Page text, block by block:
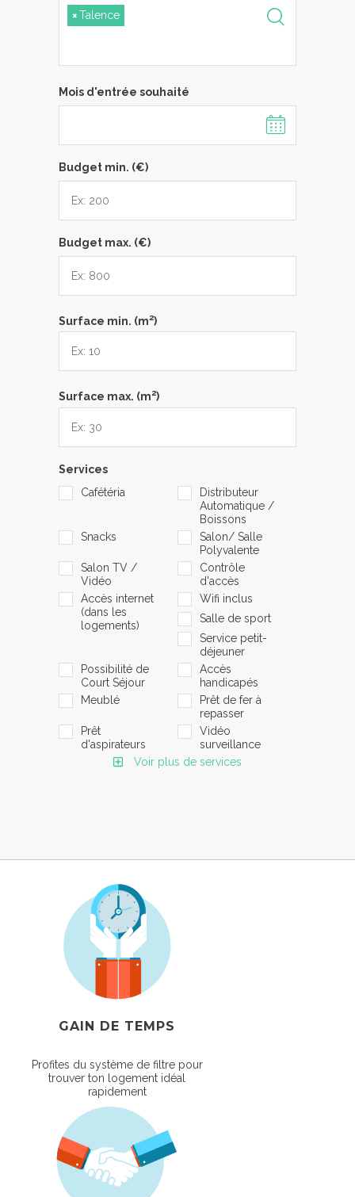
×Talence
Mois d'entrée souhaité
Budget min. (€)
Budget max. (€)
Surface min. (m2)
Surface max. (m2)
Services
Cafétéria
Distributeur
Automatique /
Boissons
Snacks
Salon/ Salle
Polyvalente
Salon TV /
Vidéo
Contrôle
d'accès
Accès internet
(dans les
logements)
Wifi inclus
Salle de sport
Service petit-
déjeuner
Possibilité de
Court Séjour
Accès
handicapés
Meublé
Prêt de fer à
repasser
Prêt
d'aspirateurs
Vidéo
surveillance
Voir plus de services
GAIN DE TEMPS
Profites du système de filtre pour
trouver ton logement idéal
rapidement